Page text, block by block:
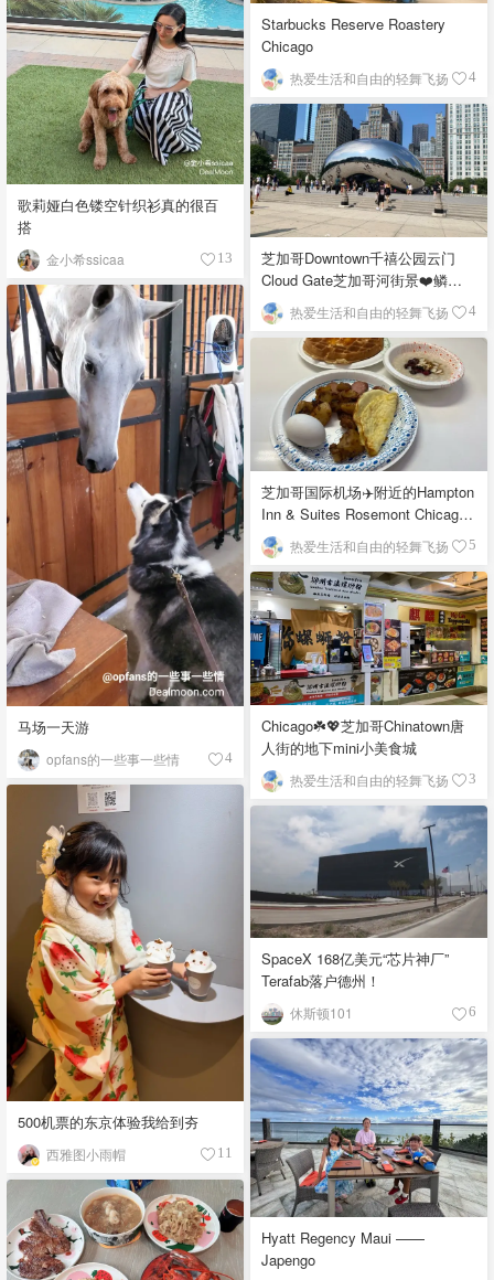
歌莉娅白色镂空针织衫真的很百
搭
金小希ssicaa 13
Starbucks Reserve Roastery
Chicago
热爱生活和自由的轻舞飞扬 4
芝加哥Downtown千禧公园云门
Cloud Gate芝加哥河街景❤️鳞次
栉比的高楼
热爱生活和自由的轻舞飞扬 4
马场一天游
opfans的一些事一些情 4
芝加哥国际机场✈️附近的Hampton
Inn & Suites Rosemont Chicago
O'Hare自助早餐
热爱生活和自由的轻舞飞扬 5
Chicago☘️💖芝加哥Chinatown唐
人街的地下mini小美食城
热爱生活和自由的轻舞飞扬 3
500机票的东京体验我给到夯
西雅图小雨帽 11
SpaceX 168亿美元“芯片神厂”
Terafab落户德州！
休斯顿101 6
Hyatt Regency Maui ——
Japengo